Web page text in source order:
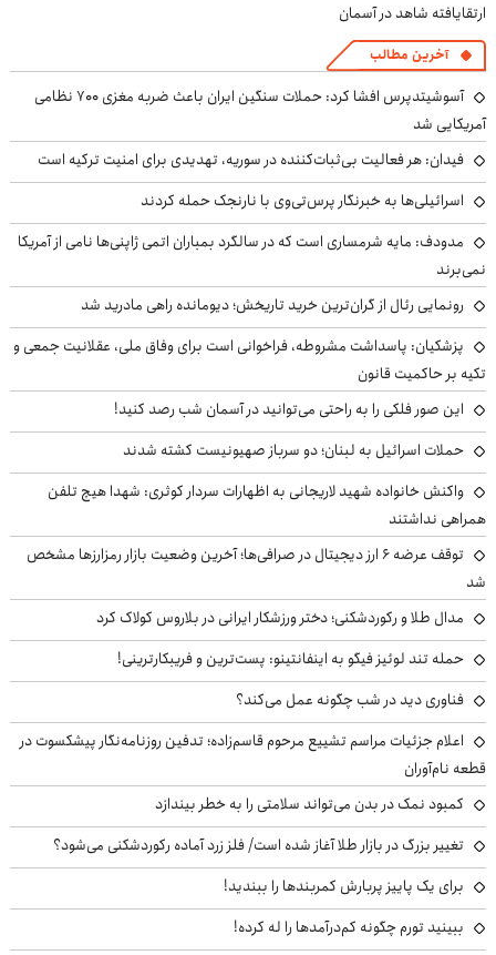
ارتقایافته شاهد در آسمان
آخرین مطالب
آسوشیتدپرس افشا کرد: حملات سنگین ایران باعث ضربه مغزی ۷۰۰ نظامی
آمریکایی شد
فیدان: هر فعالیت بی‌ثبات‌کننده در سوریه، تهدیدی برای امنیت ترکیه است
اسرائیلی‌ها به خبرنگار پرس‌تی‌وی با نارنجک حمله کردند
مدودف: مایه شرمساری است که در سالگرد بمباران اتمی ژاپنی‌ها نامی از آمریکا
نمی‌برند
رونمایی رئال از گران‌ترین خرید تاریخش؛ دیومانده راهی مادرید شد
پزشکیان: پاسداشت مشروطه، فراخوانی است برای وفاق ملی، عقلانیت جمعی و
تکیه بر حاکمیت قانون
این صور فلکی را به راحتی می‌توانید در آسمان شب رصد کنید!
حملات اسرائیل به لبنان؛ دو سرباز صهیونیست کشته شدند
واکنش خانواده شهید لاریجانی به اظهارات سردار کوثری: شهدا هیچ تلفن
همراهی نداشتند
توقف عرضه ۶ ارز دیجیتال در صرافی‌ها؛ آخرین وضعیت بازار رمزارزها مشخص
شد
مدال طلا و رکوردشکنی؛ دختر ورزشکار ایرانی در بلاروس کولاک کرد
حمله تند لوئیز فیگو به اینفانتینو: پست‌ترین و فریبکارترینی!
فناوری دید در شب چگونه عمل می‌کند؟
اعلام جزئیات مراسم تشییع مرحوم قاسم‌زاده؛ تدفین روزنامه‌نگار پیشکسوت در
قطعه نام‌آوران
کمبود نمک در بدن می‌تواند سلامتی را به خطر بیندازد
تغییر بزرگ در بازار طلا آغاز شده است/ فلز زرد آماده رکوردشکنی می‌شود؟
برای یک پاییز پربارش کمربندها را ببندید!
ببینید تورم چگونه کم‌درآمدها را له کرده!